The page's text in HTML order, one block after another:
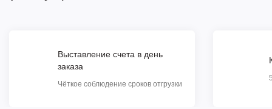
Выставление счета в день
заказа
Чёткое соблюдение сроков отгрузки